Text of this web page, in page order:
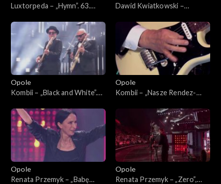
Luxtorpeda – „Hymn”. 63.
„SuperJedynki”
Dawid Kwiatkowski –
niebo”, „Proste”. 63. KFPP:
Koncert „SuperJedynki”
Opole
Kombii – „Black and White”.
„SuperJedynki”
Opole
Kombii – „Nasze Rendez-
„SuperJedynki”
Opole
Renata Przemyk – „Babę
Opole
Renata Przemyk – „Zero”,